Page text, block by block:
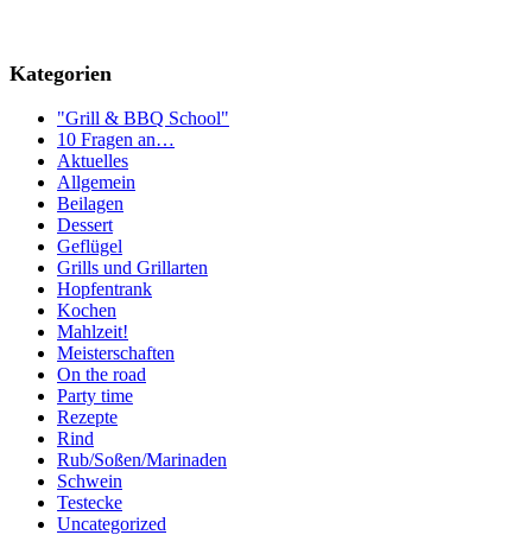
Kategorien
"Grill & BBQ School"
10 Fragen an…
Aktuelles
Allgemein
Beilagen
Dessert
Geflügel
Grills und Grillarten
Hopfentrank
Kochen
Mahlzeit!
Meisterschaften
On the road
Party time
Rezepte
Rind
Rub/Soßen/Marinaden
Schwein
Testecke
Uncategorized